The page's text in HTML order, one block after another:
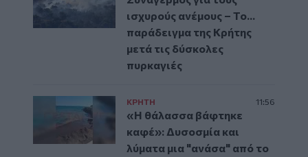
ισχυρούς ανέμους – Το...
παράδειγμα της Κρήτης
μετά τις δύσκολες
πυρκαγιές
ΚΡΗΤΗ 11:56
«Η θάλασσα βάφτηκε
καφέ»: Δυσοσμία και
λύματα μια "ανάσα" από το